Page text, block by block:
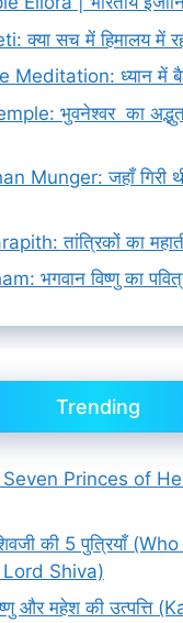
क्या सच में हिमालय में
ध्यान में
भुवनेश्वर का अद्भुत
Munger: जहाँ गिरी थी
तांत्रिकों का
भगवान विष्णु का
Trending
Princes of
की 5 पुत्रियाँ
Shiva)
और महेश की उत्पत्ति